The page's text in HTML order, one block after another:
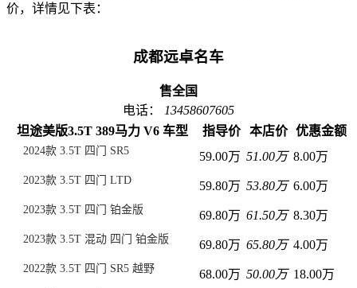
价，详情见下表：
成都远卓名车
售全国
电话：
13458607605
坦途美版3.5T 389马力 V6 车型
指导价 本店价 优惠金额
2024款 3.5T 四门 SR5 59.00万 51.00万 8.00万
2023款 3.5T 四门 LTD 59.80万 53.80万 6.00万
2023款 3.5T 四门 铂金版 69.80万 61.50万 8.30万
2023款 3.5T 混动 四门 铂金版 69.80万 65.80万 4.00万
2022款 3.5T 四门 SR5 越野 68.00万 50.00万 18.00万